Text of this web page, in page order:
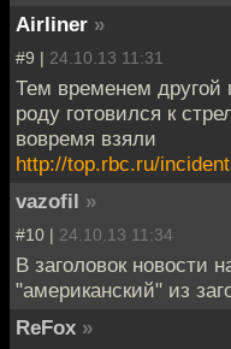
Airliner »
#9 | 24.10.13 11:31
Тем временем другой
роду готовился к
вовремя взяли
http://top.rbc.ru/
vazofil »
#10 | 24.10.13 11:34
В заголовок новости
"американский" из
ReFox »